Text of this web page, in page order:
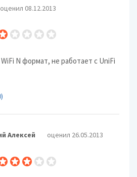
оценил 08.12.2013
N формат, не работает с UniFi
Алексей оценил 26.05.2013